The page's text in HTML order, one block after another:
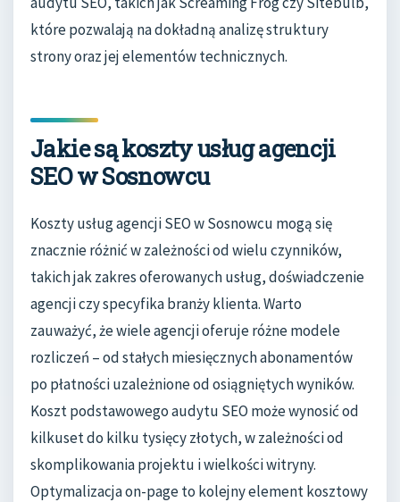
które pozwalają na dokładną analizę struktury
strony oraz jej elementów technicznych.
Jakie są koszty usług agencji
SEO w Sosnowcu
Koszty usług agencji SEO w Sosnowcu mogą się
znacznie różnić w zależności od wielu czynników,
takich jak zakres oferowanych usług, doświadczenie
agencji czy specyfika branży klienta. Warto
zauważyć, że wiele agencji oferuje różne modele
rozliczeń – od stałych miesięcznych abonamentów
po płatności uzależnione od osiągniętych wyników.
Koszt podstawowego audytu SEO może wynosić od
kilkuset do kilku tysięcy złotych, w zależności od
skomplikowania projektu i wielkości witryny.
Optymalizacja on-page to kolejny element kosztowy